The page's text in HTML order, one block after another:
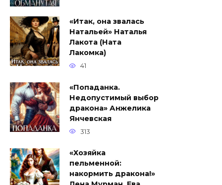
«Итак, она звалась
Натальей» Наталья
Лакота (Ната
Лакомка)
41
«Попаданка.
Недопустимый выбор
дракона» Анжелика
Янчевская
313
«Хозяйка
пельменной:
накормить дракона!»